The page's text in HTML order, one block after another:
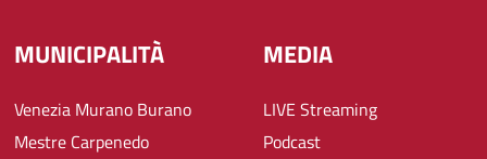
MUNICIPALITÀ
Venezia Murano Burano
Mestre Carpenedo
MEDIA
LIVE Streaming
Podcast